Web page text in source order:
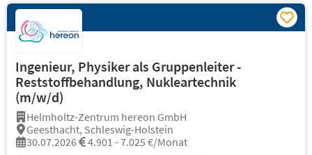
Ingenieur, Physiker als Gruppenleiter -
Reststoffbehandlung, Nukleartechnik
(m/w/d)
Helmholtz-Zentrum hereon GmbH
Geesthacht, Schleswig-Holstein
30.07.2026
4.901 - 7.025 €/Monat